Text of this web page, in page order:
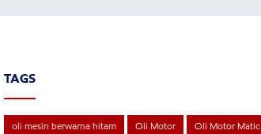
TAGS
oli mesin berwarna hitam Oli Motor Oli Motor Matic